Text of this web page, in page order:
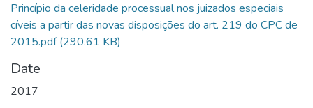
Princípio da celeridade processual nos juizados especiais
cíveis a partir das novas disposições do art. 219 do CPC de
2015.pdf(290.61 KB)
Date
2017